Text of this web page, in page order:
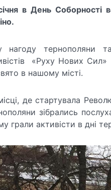
в День Соборності
нагоду тернополяни
«Руху Нових Сил»
в нашому місті.
де стартувала
зібрались
грали активісти в дні